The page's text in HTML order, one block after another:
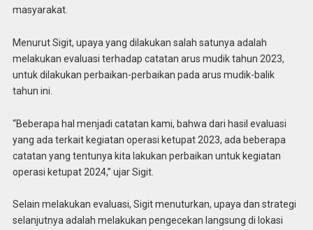
masyarakat.
Menurut Sigit, upaya yang dilakukan salah satunya adalah
melakukan evaluasi terhadap catatan arus mudik tahun 2023,
untuk dilakukan perbaikan-perbaikan pada arus mudik-balik
tahun ini.
“Beberapa hal menjadi catatan kami, bahwa dari hasil evaluasi
yang ada terkait kegiatan operasi ketupat 2023, ada beberapa
catatan yang tentunya kita lakukan perbaikan untuk kegiatan
operasi ketupat 2024,” ujar Sigit.
Selain melakukan evaluasi, Sigit menuturkan, upaya dan strategi
selanjutnya adalah melakukan pengecekan langsung di lokasi